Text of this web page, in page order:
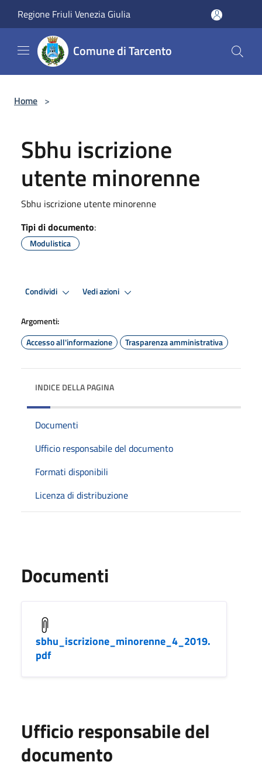
Regione Friuli Venezia Giulia
Comune di Tarcento
Home >
Sbhu iscrizione
utente minorenne
Sbhu iscrizione utente minorenne
Tipi di documento:
Modulistica
Condividi Vedi azioni
Argomenti:
Accesso all'informazione
Trasparenza amministrativa
INDICE DELLA PAGINA
Documenti
Ufficio responsabile del documento
Formati disponibili
Licenza di distribuzione
Documenti
sbhu_iscrizione_minorenne_4_2019.
pdf
Ufficio responsabile del
documento